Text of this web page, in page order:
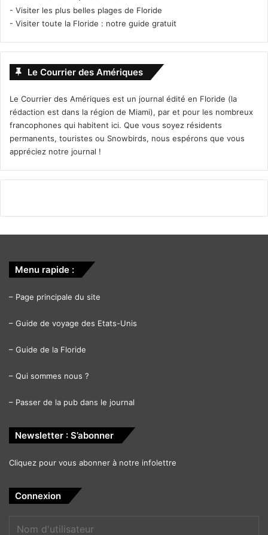
- Visiter les plus belles plages de Floride
- Visiter toute la Floride : notre guide gratuit
Le Courrier des Amériques
Le Courrier des Amériques est un journal édité en Floride (la
rédaction est dans la région de Miami), par et pour les nombreux
francophones qui habitent ici. Que vous soyez résidents
permanents, touristes ou Snowbirds, nous espérons que vous
appréciez notre journal !
Menu rapide :
– Page principale du site
– Guide de voyage des Etats-Unis
– Guide de la Floride
– Qui sommes nous ?
– Passer de la pub dans le journal
Newsletter : S’abonner
Cliquez pour vous abonner à notre infolettre
Connexion